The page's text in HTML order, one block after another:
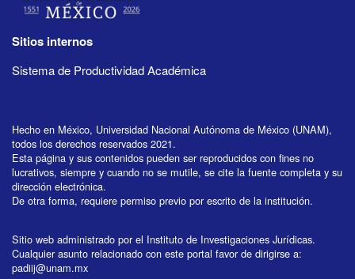
Sitios internos
Sistema de Productividad Académica
Hecho en México, Universidad Nacional Autónoma de México (UNAM),
todos los derechos reservados 2021.
Esta página y sus contenidos pueden ser reproducidos con fines no
lucrativos, siempre y cuando no se mutile, se cite la fuente completa y su
dirección electrónica.
De otra forma, requiere permiso previo por escrito de la institución.
Sitio web administrado por el Instituto de Investigaciones Jurídicas.
Cualquier asunto relacionado con este portal favor de dirigirse a:
padiij@unam.mx